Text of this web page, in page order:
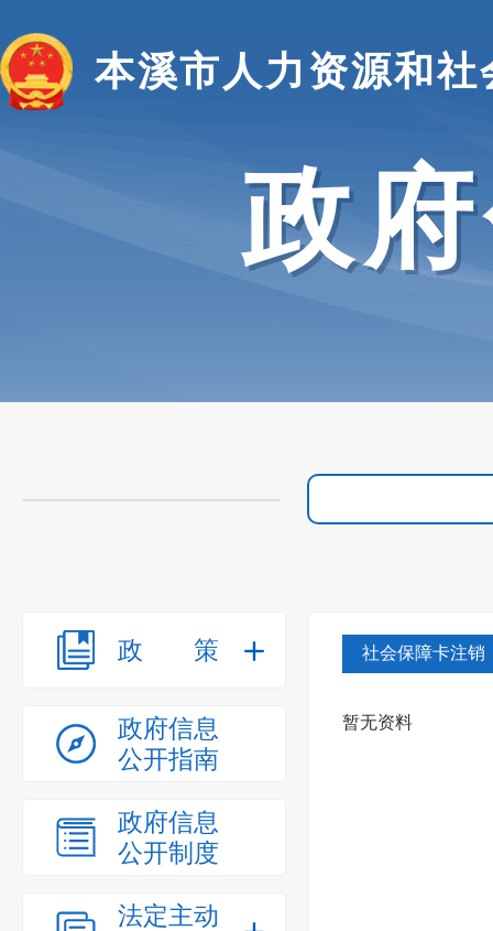
本溪市人力资源和社
政
政策
政府信息
公开指南
政府信息
公开制度
法定主动
社会保障卡注销
暂无资料